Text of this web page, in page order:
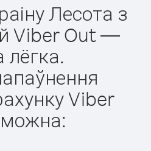
Лесота з
Viber Out —
лёгка.
Viber